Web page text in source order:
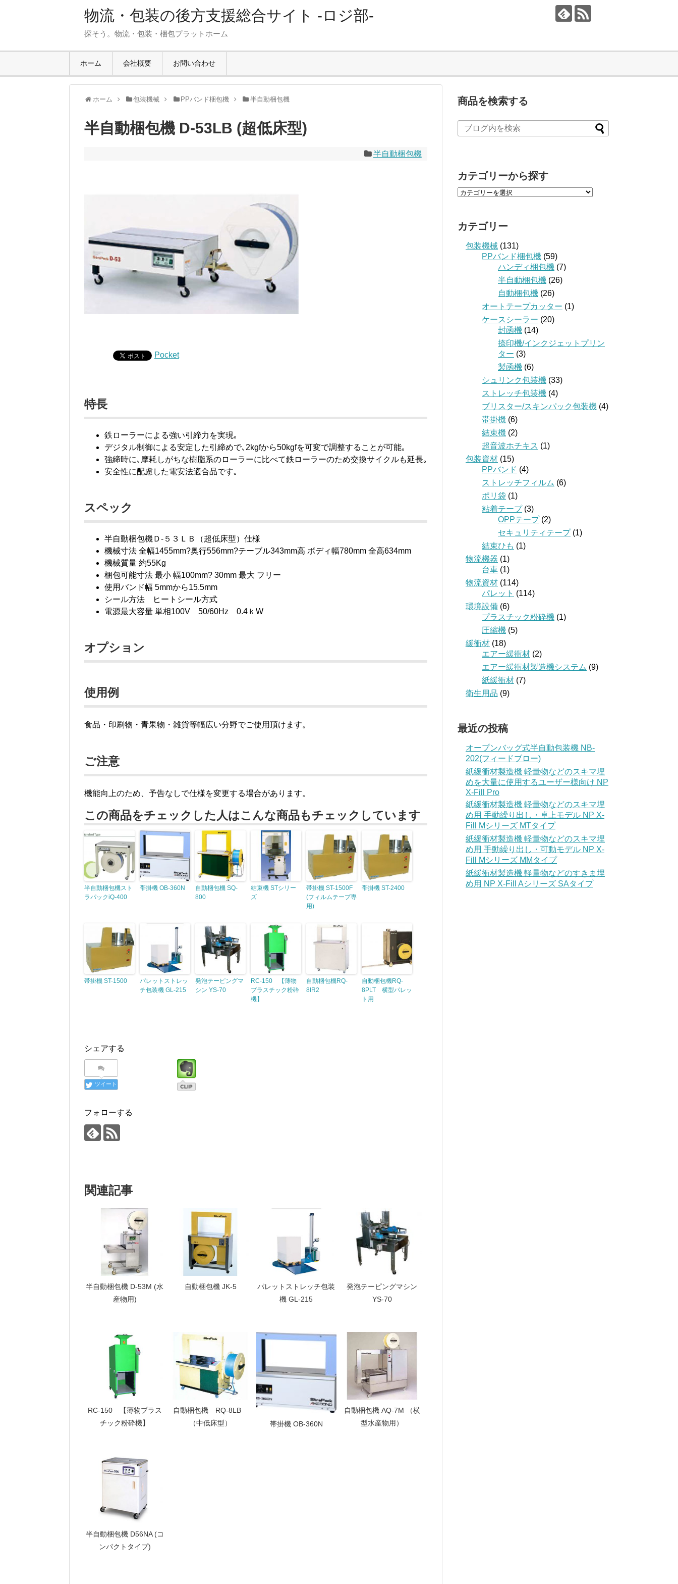
物流・包装の後方支援総合サイト -ロジ部-
探そう。物流・包装・梱包プラットホーム
ホーム 会社概要 お問い合わせ
ホーム 包装機械 PPバンド梱包機 半自動梱包機
半自動梱包機 D-53LB (超低床型)
半自動梱包機
Pocket
特長
鉄ローラーによる強い引締力を実現｡
デジタル制御による安定した引締めで､2kgfから50kgfを可変で調整することが可能｡
強締時に､摩耗しがちな樹脂系のローラーに比べて鉄ローラーのため交換サイクルも延長｡
安全性に配慮した電安法適合品です｡
スペック
半自動梱包機Ｄ-５３ＬＢ（超低床型）仕様
機械寸法 全幅1455mm?奥行556mm?テーブル343mm高 ボディ幅780mm 全高634mm
機械質量 約55Kg
梱包可能寸法 最小 幅100mm? 30mm 最大 フリー
使用バンド幅 5mmから15.5mm
シール方法 ヒートシール方式
電源最大容量 単相100V 50/60Hz 0.4ｋW
オプション
使用例
食品・印刷物・青果物・雑貨等幅広い分野でご使用頂けます。
ご注意
機能向上のため、予告なしで仕様を変更する場合があります。
この商品をチェックした人はこんな商品もチェックしています
半自動梱包機スト
ラパックiQ-400
帯掛機 OB-360N
自動梱包機 SQ-
800
結束機 STシリー
ズ
帯掛機 ST-1500F
(フィルムテープ専
用)
帯掛機 ST-2400
帯掛機 ST-1500
パレットストレッ
チ包装機 GL-215
発泡テーピングマ
シン YS-70
RC-150 【薄物
プラスチック粉砕
機】
自動梱包機RQ-
8IR2
自動梱包機RQ-
8PLT 横型パレッ
ト用
シェアする
ツイート
フォローする
関連記事
半自動梱包機 D-53M (水
産物用)
自動梱包機 JK-5
パレットストレッチ包装
機 GL-215
発泡テーピングマシン
YS-70
RC-150 【薄物プラス
チック粉砕機】
自動梱包機 RQ-8LB
（中低床型）
帯掛機 OB-360N
自動梱包機 AQ-7M （横
型水産物用）
半自動梱包機 D56NA (コ
ンパクトタイプ)
商品を検索する
カテゴリーから探す
カテゴリー
包装機械 (131)
PPバンド梱包機 (59)
ハンディ梱包機 (7)
半自動梱包機 (26)
自動梱包機 (26)
オートテープカッター (1)
ケースシーラー (20)
封函機 (14)
捺印機/インクジェットプリン
ター (3)
製函機 (6)
シュリンク包装機 (33)
ストレッチ包装機 (4)
ブリスター/スキンパック包装機 (4)
帯掛機 (6)
結束機 (2)
超音波ホチキス (1)
包装資材 (15)
PPバンド (4)
ストレッチフィルム (6)
ポリ袋 (1)
粘着テープ(3)
OPPテープ(2)
セキュリティテープ(1)
結束ひも (1)
物流機器 (1)
台車 (1)
物流資材 (114)
パレット (114)
環境設備 (6)
プラスチック粉砕機 (1)
圧縮機 (5)
緩衝材 (18)
エアー緩衝材 (2)
エアー緩衝材製造機システム (9)
紙緩衝材 (7)
衛生用品 (9)
最近の投稿
オープンバッグ式半自動包装機 NB-
202(フィードブロー)
紙緩衝材製造機 軽量物などのスキマ埋
めを大量に使用するユーザー様向け NP
X-Fill Pro
紙緩衝材製造機 軽量物などのスキマ埋
め用 手動繰り出し・卓上モデル NP X-
Fill Mシリーズ MTタイプ
紙緩衝材製造機 軽量物などのスキマ埋
め用 手動繰り出し・可動モデル NP X-
Fill Mシリーズ MMタイプ
紙緩衝材製造機 軽量物などのすきま埋
め用 NP X-Fill Aシリーズ SAタイプ